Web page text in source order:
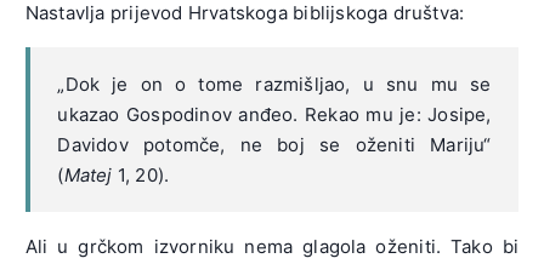
Nastavlja prijevod Hrvatskoga biblijskoga društva:
„Dok je on o tome razmišljao, u snu mu se
ukazao Gospodinov anđeo. Rekao mu je: Josipe,
Davidov potomče, ne boj se oženiti Mariju“
(Matej 1, 20).
Ali u grčkom izvorniku nema glagola oženiti. Tako bi